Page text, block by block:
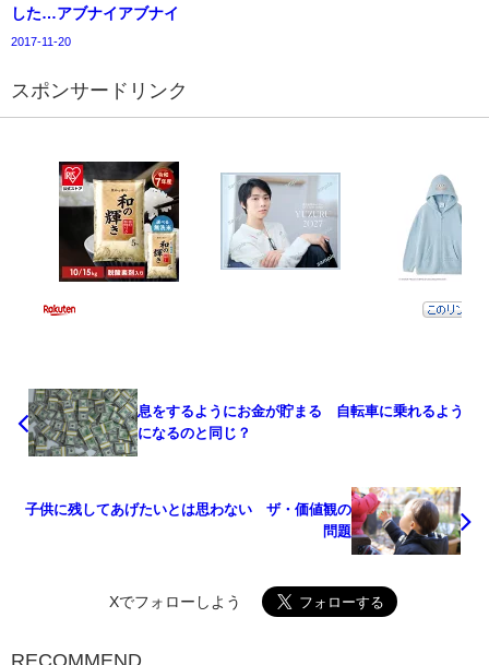
した…アブナイアブナイ
2017-11-20
スポンサードリンク
息をするようにお金が貯まる 自転車に乗れるよう
になるのと同じ？
子供に残してあげたいとは思わない ザ・価値観の
問題
Xでフォローしよう
RECOMMEND